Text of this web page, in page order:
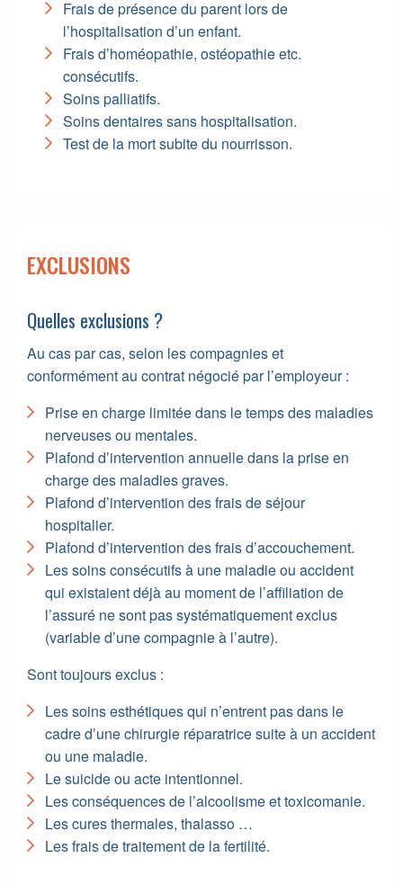
Frais de présence du parent lors de
l’hospitalisation d’un enfant.
Frais d’homéopathie, ostéopathie etc.
consécutifs.
Soins palliatifs.
Soins dentaires sans hospitalisation.
Test de la mort subite du nourrisson.
EXCLUSIONS
Quelles exclusions ?
Au cas par cas, selon les compagnies et
conformément au contrat négocié par l’employeur :
Prise en charge limitée dans le temps des maladies
nerveuses ou mentales.
Plafond d’intervention annuelle dans la prise en
charge des maladies graves.
Plafond d’intervention des frais de séjour
hospitalier.
Plafond d’intervention des frais d’accouchement.
Les soins consécutifs à une maladie ou accident
qui existaient déjà au moment de l’affiliation de
l’assuré ne sont pas systématiquement exclus
(variable d’une compagnie à l’autre).
Sont toujours exclus :
Les soins esthétiques qui n’entrent pas dans le
cadre d’une chirurgie réparatrice suite à un accident
ou une maladie.
Le suicide ou acte intentionnel.
Les conséquences de l’alcoolisme et toxicomanie.
Les cures thermales, thalasso …
Les frais de traitement de la fertilité.